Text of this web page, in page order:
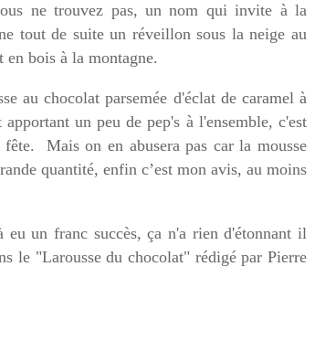
ne trouvez pas, un nom qui invite à la
tout de suite un réveillon sous la neige au
en bois à la montagne.
au chocolat parsemée d'éclat de caramel à
un peu de pep's à l'ensemble, c'est
Mais on en abusera pas car la mousse
quantité, enfin c’est mon avis, au moins
un franc succès, ça n'a rien d'étonnant il
le "Larousse du chocolat" rédigé par Pierre